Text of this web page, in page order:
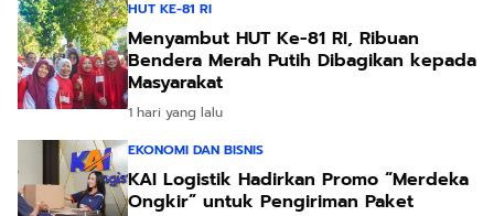
HUT KE-81 RI
Menyambut HUT Ke-81 RI, Ribuan
Bendera Merah Putih Dibagikan kepada
Masyarakat
1 hari yang lalu
EKONOMI DAN BISNIS
KAI Logistik Hadirkan Promo “Merdeka
Ongkir” untuk Pengiriman Paket